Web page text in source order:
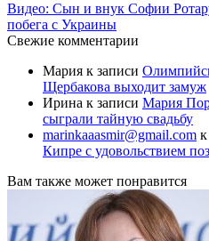
Видео: Сын и внук Софии
побега с Украины
Свежие комментарии
Мария к записи
Щербакова выходит замуж
Ирина к записи Мария
сыграли тайную свадьбу
marinkaaasmir@gmail.com
Кипре с удовольствием
Вам также может понравится